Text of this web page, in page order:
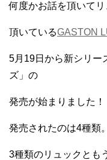
何度かお話を頂いて
頂いているGASTON
5月19日から新シリー
ズ」の
発売が始まりました！
発売されたのは4種類。
3種類のリュックとも